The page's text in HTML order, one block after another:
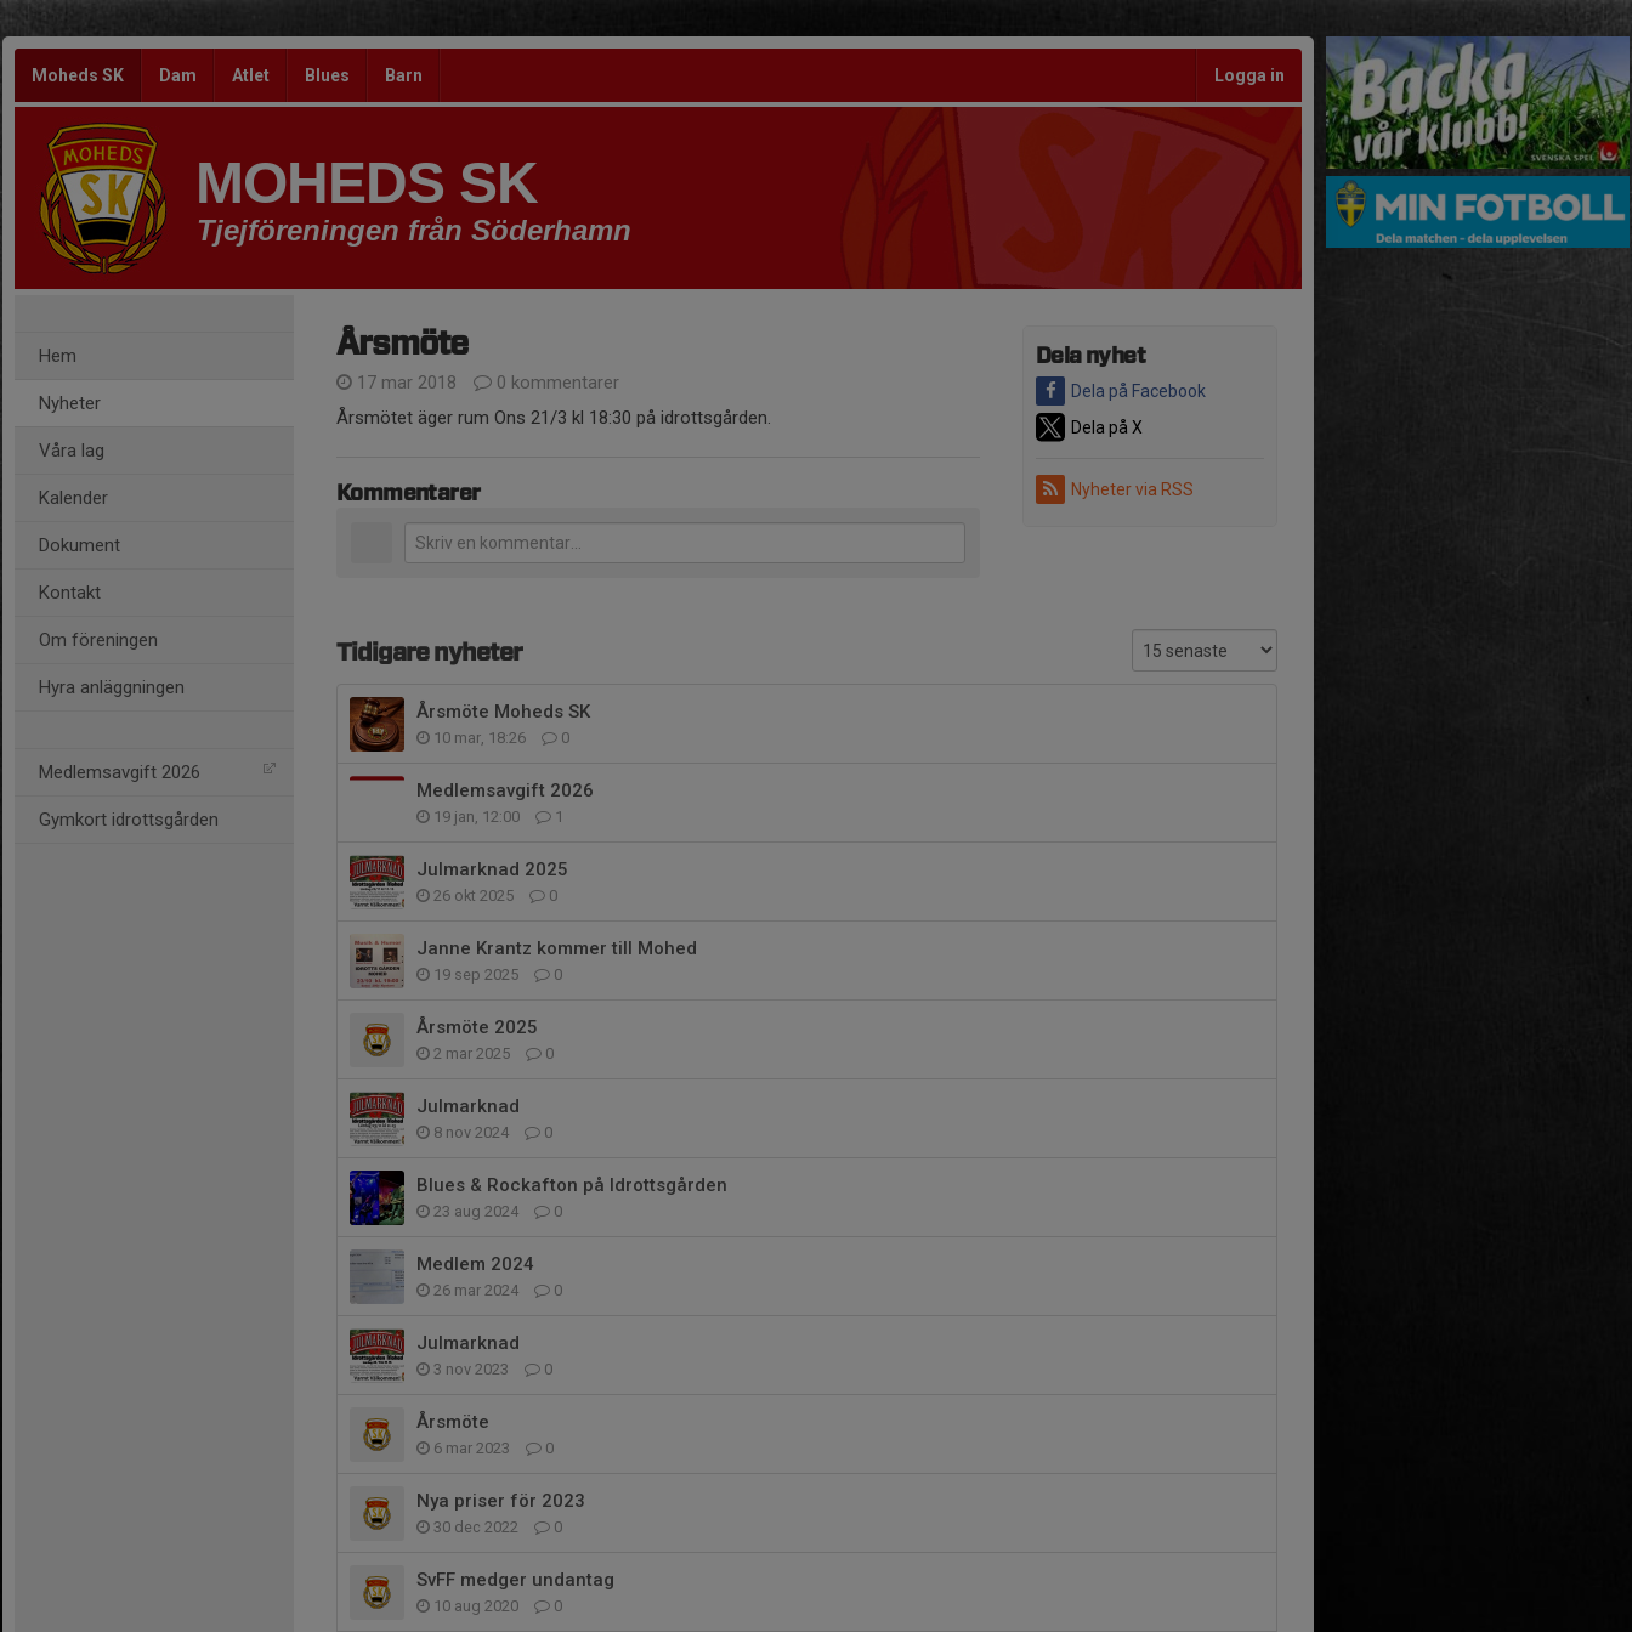
Moheds SK Dam Atlet Blues Barn Logga in
MOHEDS SK
Tjejföreningen från Söderhamn
Hem
Nyheter
Våra lag
Kalender
Dokument
Kontakt
Om föreningen
Hyra anläggningen
Medlemsavgift 2026
Gymkort idrottsgården
Dela nyhet
Dela på Facebook
Dela på X
Nyheter via RSS
Årsmöte
17 mar 2018
0 kommentarer
Årsmötet äger rum Ons 21/3 kl 18:30 på idrottsgården.
Kommentarer
Tidigare nyheter
Årsmöte Moheds SK
10 mar, 18:26 0
Medlemsavgift 2026
19 jan, 12:00 1
Julmarknad 2025
26 okt 2025 0
Janne Krantz kommer till Mohed
19 sep 2025 0
Årsmöte 2025
2 mar 2025 0
Julmarknad
8 nov 2024 0
Blues & Rockafton på Idrottsgården
23 aug 2024 0
Medlem 2024
26 mar 2024 0
Julmarknad
3 nov 2023 0
Årsmöte
6 mar 2023 0
Nya priser för 2023
30 dec 2022 0
SvFF medger undantag
10 aug 2020 0